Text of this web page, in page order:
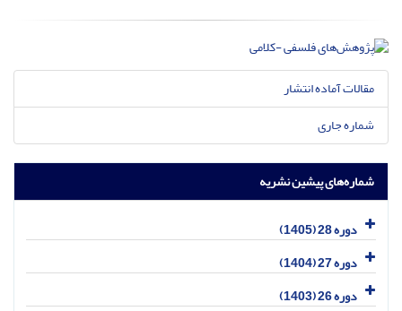
مقالات آماده انتشار
شماره جاری
شماره‌های پیشین نشریه
دوره 28 (1405)
دوره 27 (1404)
دوره 26 (1403)